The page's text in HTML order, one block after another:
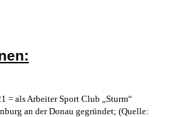
= als Arbeiter Sport Club „Sturm“
an der Donau gegründet; (Quelle: